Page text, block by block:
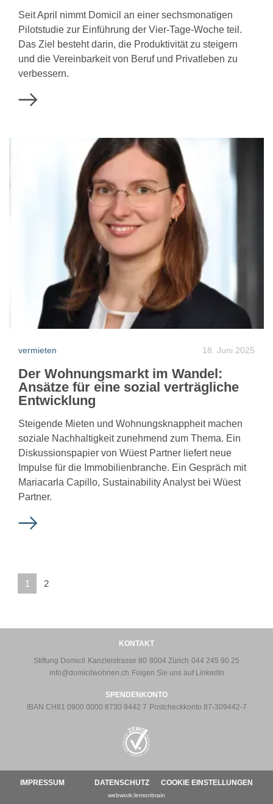
Seit April nimmt Domicil an einer sechsmonatigen
Pilotstudie zur Einführung der Vier-Tage-Woche teil.
Das Ziel besteht darin, die Produktivität zu steigern
und die Vereinbarkeit von Beruf und Privatleben zu
verbessern.
vermieten 18. Juni 2025
Der Wohnungsmarkt im Wandel:
Ansätze für eine sozial verträgliche
Entwicklung
Steigende Mieten und Wohnungsknappheit machen
soziale Nachhaltigkeit zunehmend zum Thema. Ein
Diskussionspapier von Wüest Partner liefert neue
Impulse für die Immobilienbranche. Ein Gespräch mit
Mariacarla Capillo, Sustainability Analyst bei Wüest
Partner.
1 2
KONTAKT
Stiftung Domicil
Kanzleistrasse 80 8004 Zürich 044 245 90 25
info@domicilwohnen.ch Folgen Sie uns auf LinkedIn
SPENDENKONTO
IBAN CH81 0900 0000 8730 9442 7 Postcheckkonto 87-309442-7
IMPRESSUM DATENSCHUTZ COOKIE EINSTELLUNGEN
webwork:lemonbrain